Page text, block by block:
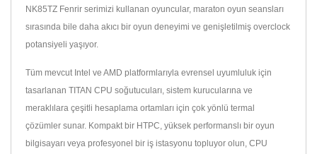
NK85TZ Fenrir serimizi kullanan oyuncular, maraton oyun seansları
sırasında bile daha akıcı bir oyun deneyimi ve genişletilmiş overclock
potansiyeli yaşıyor.
Tüm mevcut Intel ve AMD platformlarıyla evrensel uyumluluk için
tasarlanan TITAN CPU soğutucuları, sistem kurucularına ve
meraklılara çeşitli hesaplama ortamları için çok yönlü termal
çözümler sunar. Kompakt bir HTPC, yüksek performanslı bir oyun
bilgisayarı veya profesyonel bir iş istasyonu topluyor olun, CPU